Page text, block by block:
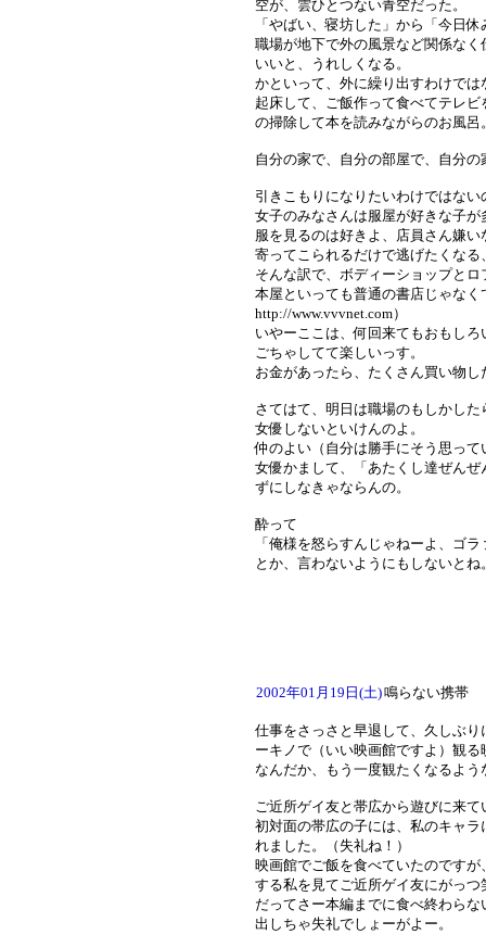
空が、雲ひとつない青空だった。
「やばい、寝坊した」から「今日
職場が地下で外の風景など関係な
いいと、うれしくなる。
かといって、外に繰り出すわけでは
起床して、ご飯作って食べてテレ
の掃除して本を読みながらのお風呂
自分の家で、自分の部屋で、自分
引きこもりになりたいわけではな
女子のみなさんは服屋が好きな子
服を見るのは好きよ、店員さん嫌い
寄ってこられるだけで逃げたくな
そんな訳で、ボディーショップと
本屋といっても普通の書店じゃな
http://www.vvvnet.com）
いやーここは、何回来てもおもし
ごちゃしてて楽しいっす。
お金があったら、たくさん買い物し
さてはて、明日は職場のもしかし
女優しないといけんのよ。
仲のよい（自分は勝手にそう思って
女優かまして、「あたくし達ぜん
ずにしなきゃならんの。
酔って
「俺様を怒らすんじゃねーよ、ゴ
とか、言わないようにもしないとね
2002年01月19日(土)鳴らない携帯
仕事をさっさと早退して、久しぶ
ーキノで（いい映画館ですよ）観る
なんだか、もう一度観たくなるよ
ご近所ゲイ友と帯広から遊びに来
初対面の帯広の子には、私のキャ
れました。（失礼ね！）
映画館でご飯を食べていたのです
する私を見てご近所ゲイ友にがっ
だってさー本編までに食べ終わら
出しちゃ失礼でしょーがよー。